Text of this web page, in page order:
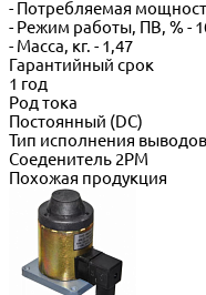
- Потребляемая
- Режим работы, ПВ, % -
- Масса, кг. - 1,47
Гарантийный срок
1 год
Род тока
Постоянный (DC)
Тип исполнения
Соеденитель 2РМ
Похожая продукция